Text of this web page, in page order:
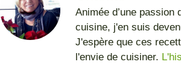
Animée d’une passion
cuisine, j'en suis
J'espère que ces
l'envie de cuisiner.